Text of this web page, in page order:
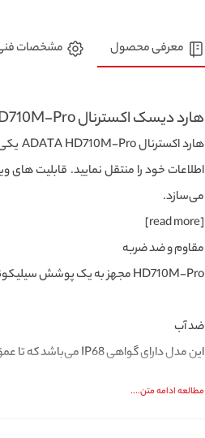
معرفی محصول مشخصات
هارد دیسک اکسترنال ADATA HD710M-Pro
می‌سازد.
[read more]
مقاوم و ضد ضربه
HD710M-Pro مجهز به یک پوشش سیلیکونی مقاوم و جذب شوک می‌باشد که می تواند در مقابل ضربه ها ، افتادگی های روزمره مقاومت کند.
ضد آب
این مدل دارای گواهی IP68 می‌باشد که تا عمق 2 متر و به مدت 60 دقیقه ضد آب می‌باشد.
مطالعه ادامه متن....